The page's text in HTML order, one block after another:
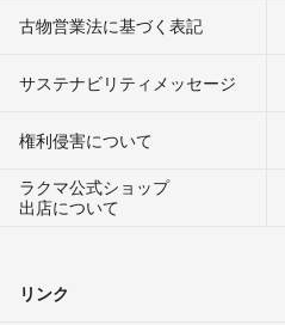
古物営業法に基づく表記
サステナビリティメッセージ
権利侵害について
ラクマ公式ショップ
出店について
リンク